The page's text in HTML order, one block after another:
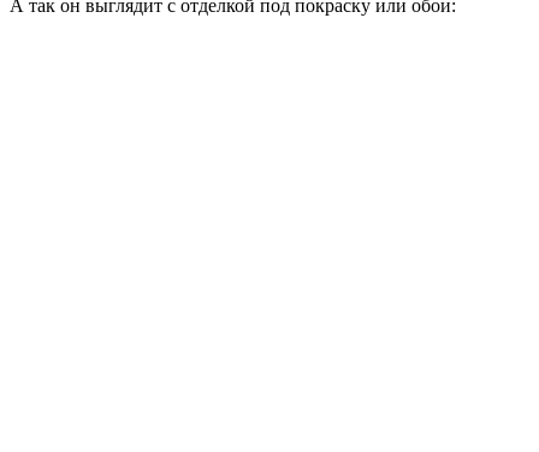
А так он выглядит с отделкой под покраску или обои: